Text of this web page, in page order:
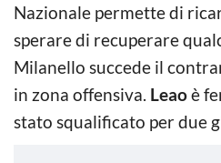
Nazionale permette di
sperare di recuperare
Milanello succede il
in zona offensiva. Leaoè
stato squalificato per due